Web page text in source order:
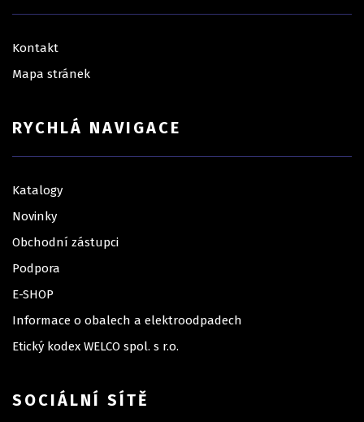
Kontakt
Mapa stránek
RYCHLÁ NAVIGACE
Katalogy
Novinky
Obchodní zástupci
Podpora
E-SHOP
Informace o obalech a elektroodpadech
Etický kodex WELCO spol. s r.o.
SOCIÁLNÍ SÍTĚ